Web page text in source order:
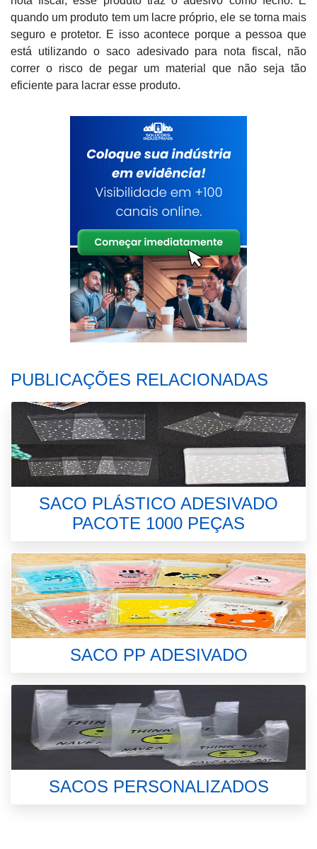
quando um produto tem um lacre próprio, ele se torna mais
seguro e protetor. E isso acontece porque a pessoa que
está utilizando o saco adesivado para nota fiscal, não
correr o risco de pegar um material que não seja tão
eficiente para lacrar esse produto.
PUBLICAÇÕES RELACIONADAS
SACO PLÁSTICO ADESIVADO
PACOTE 1000 PEÇAS
SACO PP ADESIVADO
SACOS PERSONALIZADOS